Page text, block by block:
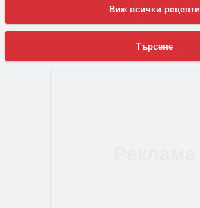
Виж всички рецепти
Търсене